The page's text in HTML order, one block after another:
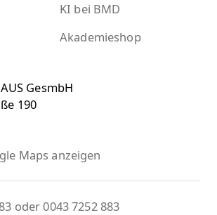
KI bei BMD
Akademieshop
GesmbH
190
Maps anzeigen
oder 0043 7252 883